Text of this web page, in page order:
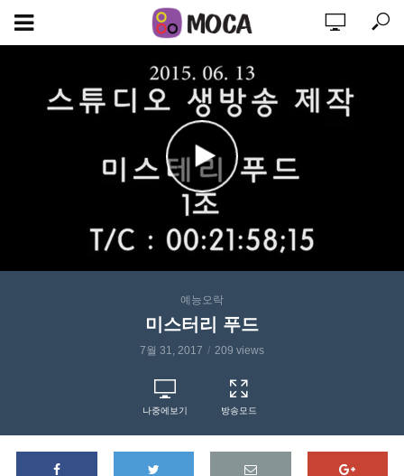
예능오락
미스터리 푸드
7월 31, 2017 209 views
나중에보기 방송모드